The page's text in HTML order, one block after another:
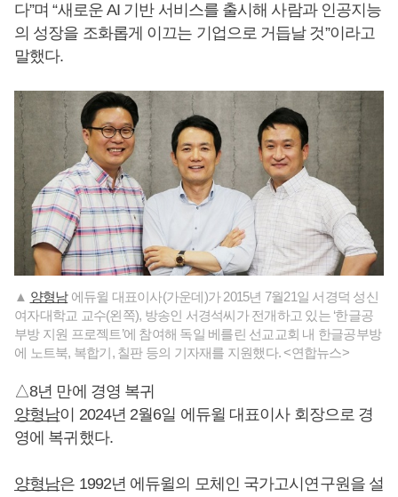
다”며 “새로운 AI 기반 서비스를 출시해 사람과 인공지능
의 성장을 조화롭게 이끄는 기업으로 거듭날 것”이라고
말했다.
▲ 양형남에듀윌 대표이사(가운데)가 2015년 7월21일 서경덕 성신
여자대학교 교수(왼쪽), 방송인 서경석씨가 전개하고 있는 ‘한글공
부방 지원 프로젝트’에 참여해 독일 베를린 선교교회 내 한글공부방
에 노트북, 복합기, 칠판 등의 기자재를 지원했다. <연합뉴스>
△8년 만에 경영 복귀
양형남이 2024년 2월6일 에듀윌 대표이사 회장으로 경
영에 복귀했다.
양형남은 1992년 에듀윌의 모체인 국가고시연구원을 설